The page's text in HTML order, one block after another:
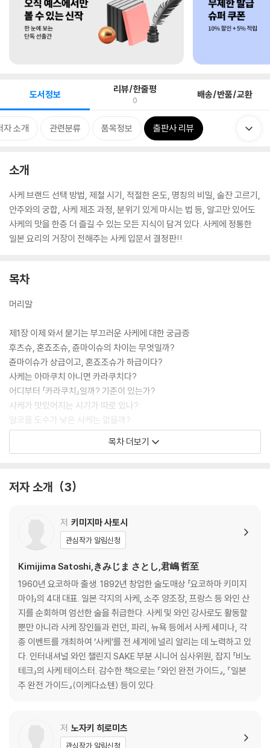
도서정보 리뷰/한줄평
0 배송/반품/교환
자 소개 관련분류 품목정보 출판사 리뷰
소개
사케 브랜드 선택 방법, 제철 시기, 적절한 온도, 명칭의 비밀, 술잔 고르기,
안주와의 궁합, 사케 제조 과정, 분위기 있게 마시는 법 등, 알고만 있어도
사케의 맛을 한층 더 즐길 수 있는 모든 지식이 담겨 있다. 사케에 정통한
일본 요리의 거장이 전해주는 사케 입문서 결정판!!
목차
머리말
제1장 이제 와서 묻기는 부끄러운 사케에 대한 궁금증
후츠슈, 혼죠조슈, 쥰마이슈의 차이는 무엇일까?
쥰마이슈가 상급이고, 혼죠조슈가 하급이다?
사케는 아마쿠치 아니면 카라쿠치다?
어디부터 「카라쿠치」일까? 기준이 있는가?
사케가 맛있어지는 시기가 따로 있나?
알코올 도수가 낮은 사케는 없을까?
최근 주목할 만한 브랜드 이 사케는 그냥 지나칠 수 없다!
상급자라면 사케를 「아츠칸」이나 「카라쿠치」로 즐긴다?
라벨에 기재된 수치와 데이터로 맛을 상상할 수 있다?
이름에 산(山)이나 학(鶴), 국화(菊)나 눈(雪) 등이 들어 있는 이유는 무
사케의 맛에도 유행이 있다?
모든 사케는 「쌀」로 만들어지는가?
사케의 원재료로 코시히카리도 사용하는가?
사케를 마시는 방법 중 「히야」와 「레이슈」는 같은 의미인가?
「나마즈메」「나카도리」「나마자케」 등 동일한 브랜드에서도 왜 명칭이 다를
까?
가격이 높은 사케는 모두 맛있을까?
저렴한 술을 마실 때에는 「아츠칸」으로 하면 맛있어진다?
「담백」이나 「농후」 등 맛을 멋스럽게 표현하고 싶다
여러 사케를 테이스팅할 때 요령은 있는가?
사케는 전부 몇 종류일까?
사케는 일본에서만 생산되고 있다?
목차 더보기
저자 소개 3
저 키미지마 사토시
관심작가 알림신청
Kimijima Satoshi,きみじま さとし,君嶋 哲至
1960년 요코하마 출생. 1892년 창업한 술도매상 「요코하마 키미지
마야」의 4대 대표. 일본 각지의 사케, 소주 양조장, 프랑스 등 와인 산
지를 순회하며 엄선한 술을 취급한다. 사케 및 와인 강사로도 활동할
뿐만 아니라 사케 장인들과 런던, 파리, 뉴욕 등에서 사케 세미나, 각
종 이벤트를 개최하여 ‘사케’를 전 세계에 널리 알리는 데 노력하고 있
다. 인터내셔널 와인 챌린지 SAKE 부분 시니어 심사위원, 잡지 「비노
테크」의 사케 테이스터. 감수한 책으로는 『와인 완전 가이드』, 『일본
주 완전 가이드』(이케다쇼텐) 등이 있다.
저 노자키 히로미츠
관심작가 알림신청